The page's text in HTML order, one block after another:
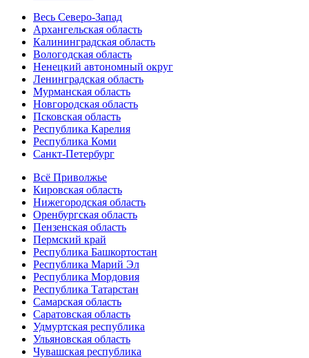
Весь Северо-Запад
Архангельская область
Калининградская область
Вологодская область
Ненецкий автономный округ
Ленинградская область
Мурманская область
Новгородская область
Псковская область
Республика Карелия
Республика Коми
Санкт-Петербург
Всё Приволжье
Кировская область
Нижегородская область
Оренбургская область
Пензенская область
Пермский край
Республика Башкортостан
Республика Марий Эл
Республика Мордовия
Республика Татарстан
Самарская область
Саратовская область
Удмуртская республика
Ульяновская область
Чувашская республика